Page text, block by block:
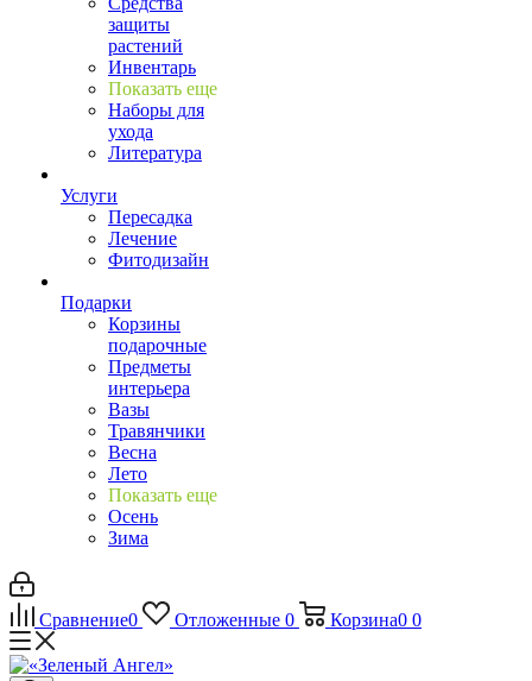
защиты
растений
Инвентарь
Показать еще
Наборы для
ухода
Литература
Услуги
Пересадка
Лечение
Фитодизайн
Подарки
Корзины
подарочные
Предметы
интерьера
Вазы
Травянчики
Весна
Лето
Показать еще
Осень
Зима
Сравнение0 Отложенные 0 Корзина0 0